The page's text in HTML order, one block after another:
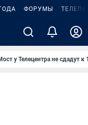
ФОРУМЫ
у Телецентра не сдадут к